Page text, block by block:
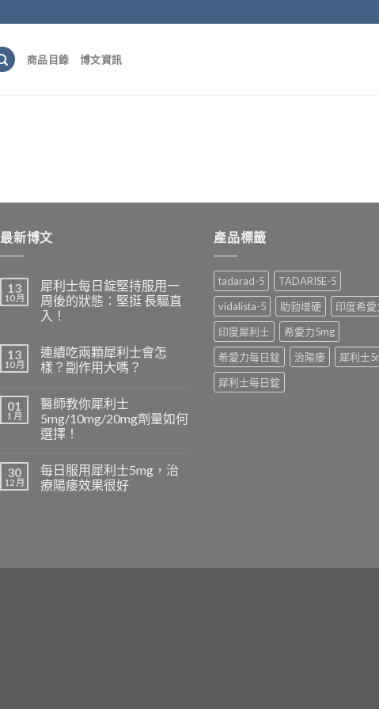
商品目錄 博文資訊
最新博文
13
10 月
犀利士每日錠堅持服用一
周後的狀態：堅挺 長驅直
入！
13
10 月
連續吃兩顆犀利士會怎
樣？副作用大嗎？
01
1 月
醫師教你犀利士
5mg/10mg/20mg劑量如何
選擇！
30
12 月
每日服用犀利士5mg，治
療陽痿效果很好
產品標籤
tadarad-5
TADARISE-5
vidalista-5
助勃增硬
印度希愛
印度犀利士
希愛力5mg
希愛力每日錠
治陽痿
犀利士
犀利士每日錠